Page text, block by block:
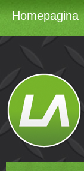
Homepagina